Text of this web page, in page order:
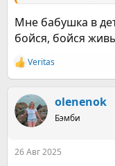
Мне бабушка в
бойся, бойся
Р
е
к
ц
и
Veritas
olenenok
Бэмби
26 Авг 2025